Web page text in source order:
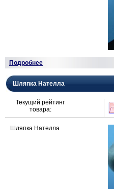
Подробнее
Шляпка Нателла
Текущий рейтинг
товара:
Шляпка Нателла